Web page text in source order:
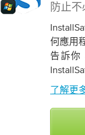
防止
何應用
告訴你
了解更